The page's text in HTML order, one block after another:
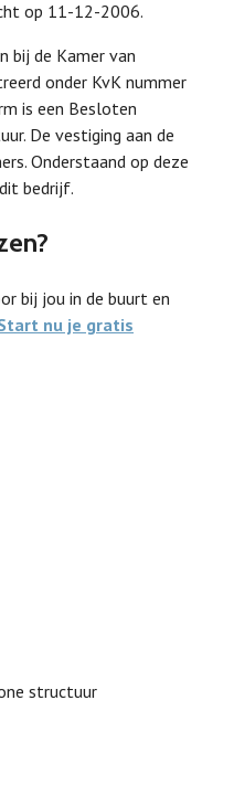
op 11-12-2006.
bij de Kamer van
onder KvK nummer
is een Besloten
De vestiging aan de
Onderstaand op deze
bedrijf.
bij jou in de buurt en
nu je gratis
structuur